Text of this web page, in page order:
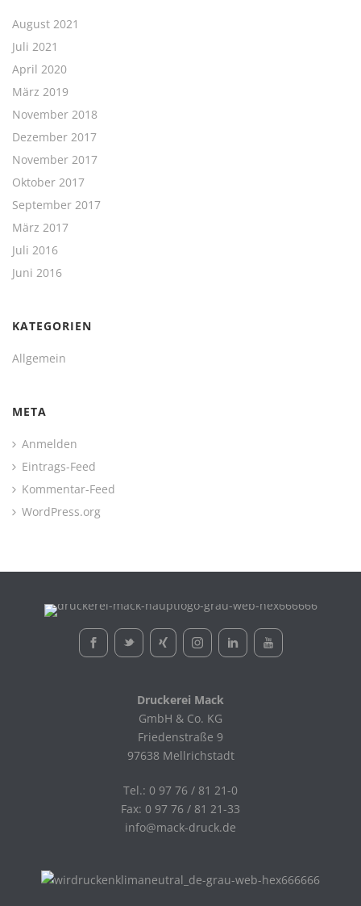
August 2021
Juli 2021
April 2020
März 2019
November 2018
Dezember 2017
November 2017
Oktober 2017
September 2017
März 2017
Juli 2016
Juni 2016
KATEGORIEN
Allgemein
META
Anmelden
Eintrags-Feed
Kommentar-Feed
WordPress.org
Druckerei Mack
GmbH & Co. KG
Friedenstraße 9
97638 Mellrichstadt
Tel.: 0 97 76 / 81 21-0
Fax: 0 97 76 / 81 21-33
info@mack-druck.de